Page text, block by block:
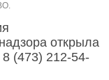
открыла
(473) 212-54-